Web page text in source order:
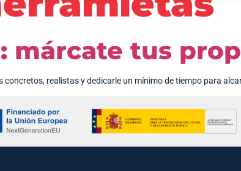
márcate tus
realistas y dedicarle un mínimo de tiempo para